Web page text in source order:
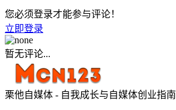
您必须登录才能参与评论！
立即登录
暂无评论...
栗他自媒体 - 自我成长与自媒体创业指南